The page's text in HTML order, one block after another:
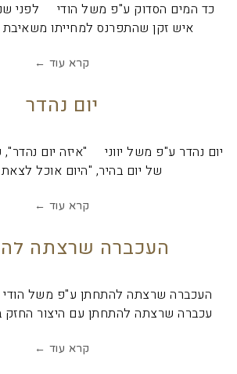
כד המים הסדוק ע"פ משל הודי לפני
איש זקן שהתפרנס למחייתו משאיבת
קרא עוד ←
יום נהדר
יום נהדר ע"פ משל יווני "איזה יום
של יום בהיר, "היום אוכל
קרא עוד ←
העכברה שרצתה
העכברה שרצתה להתחתן ע"פ משל
עכברה שרצתה להתחתן עם היצור החזק
קרא עוד ←